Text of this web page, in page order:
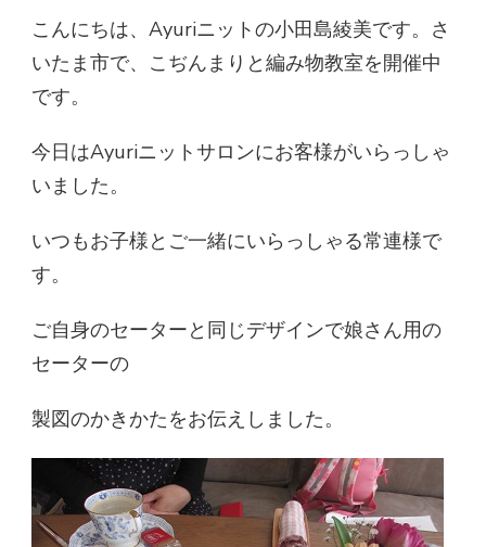
こんにちは、Ayuriニットの小田島綾美です。さ
いたま市で、こぢんまりと編み物教室を開催中
です。
今日はAyuriニットサロンにお客様がいらっしゃ
いました。
いつもお子様とご一緒にいらっしゃる常連様で
す。
ご自身のセーターと同じデザインで娘さん用の
セーターの
製図のかきかたをお伝えしました。